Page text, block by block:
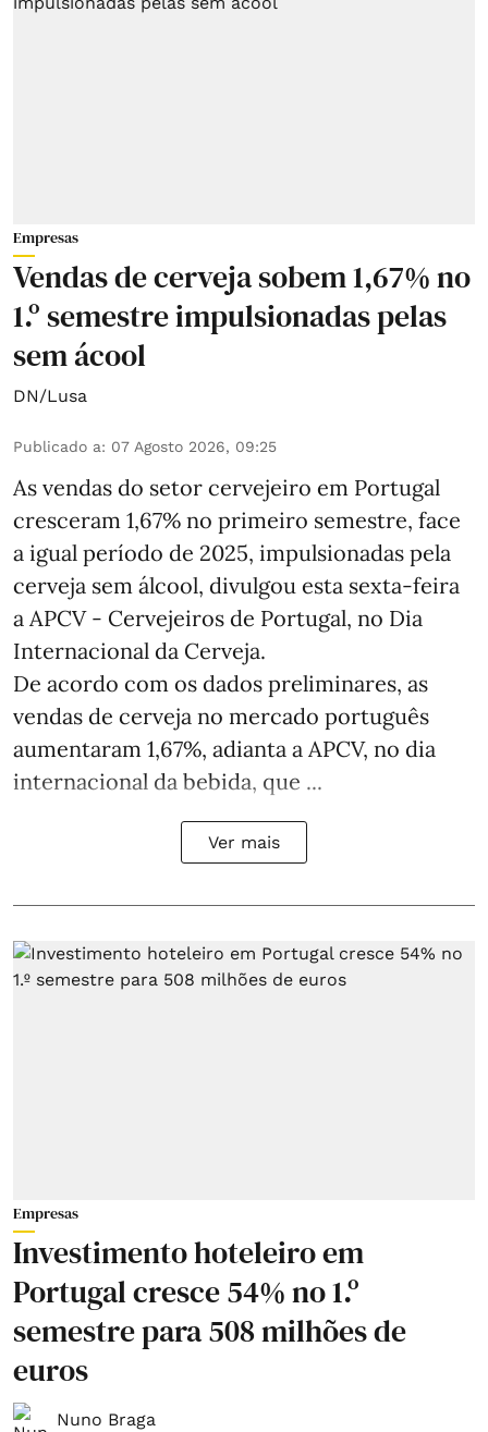
Empresas
Vendas de cerveja sobem 1,67% no
1.º semestre impulsionadas pelas
sem ácool
DN/Lusa
Publicado a: 07 Agosto 2026, 09:25
As vendas do setor cervejeiro em Portugal
cresceram 1,67% no primeiro semestre, face
a igual período de 2025, impulsionadas pela
cerveja sem álcool, divulgou esta sexta-feira
a APCV - Cervejeiros de Portugal, no Dia
Internacional da Cerveja.
De acordo com os dados preliminares, as
vendas de cerveja no mercado português
aumentaram 1,67%, adianta a APCV, no dia
internacional da bebida, que ...
Ver mais
Empresas
Investimento hoteleiro em
Portugal cresce 54% no 1.º
semestre para 508 milhões de
euros
Nuno Braga